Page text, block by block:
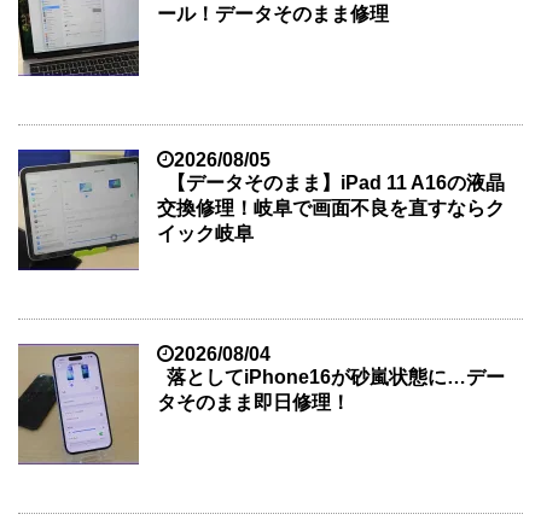
ール！データそのまま修理
2026/08/05
【データそのまま】iPad 11 A16の液晶
交換修理！岐阜で画面不良を直すならク
イック岐阜
2026/08/04
落としてiPhone16が砂嵐状態に…デー
タそのまま即日修理！